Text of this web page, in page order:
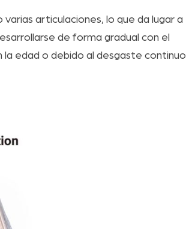
articulaciones, lo que da lugar a
de forma gradual con el
edad o debido al desgaste continuo